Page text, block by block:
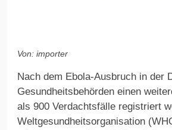
Von: importer
Nach dem Ebola-Ausbruch in der
Gesundheitsbehörden einen
als 900 Verdachtsfälle registriert
Weltgesundheitsorganisation